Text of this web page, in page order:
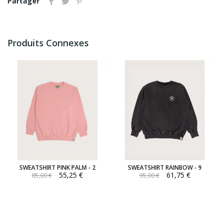
Produits Connexes
SWEATSHIRT PINK PALM - 2
85,00 € 55,25 €
SWEATSHIRT RAINBOW - 9
95,00 € 61,75 €